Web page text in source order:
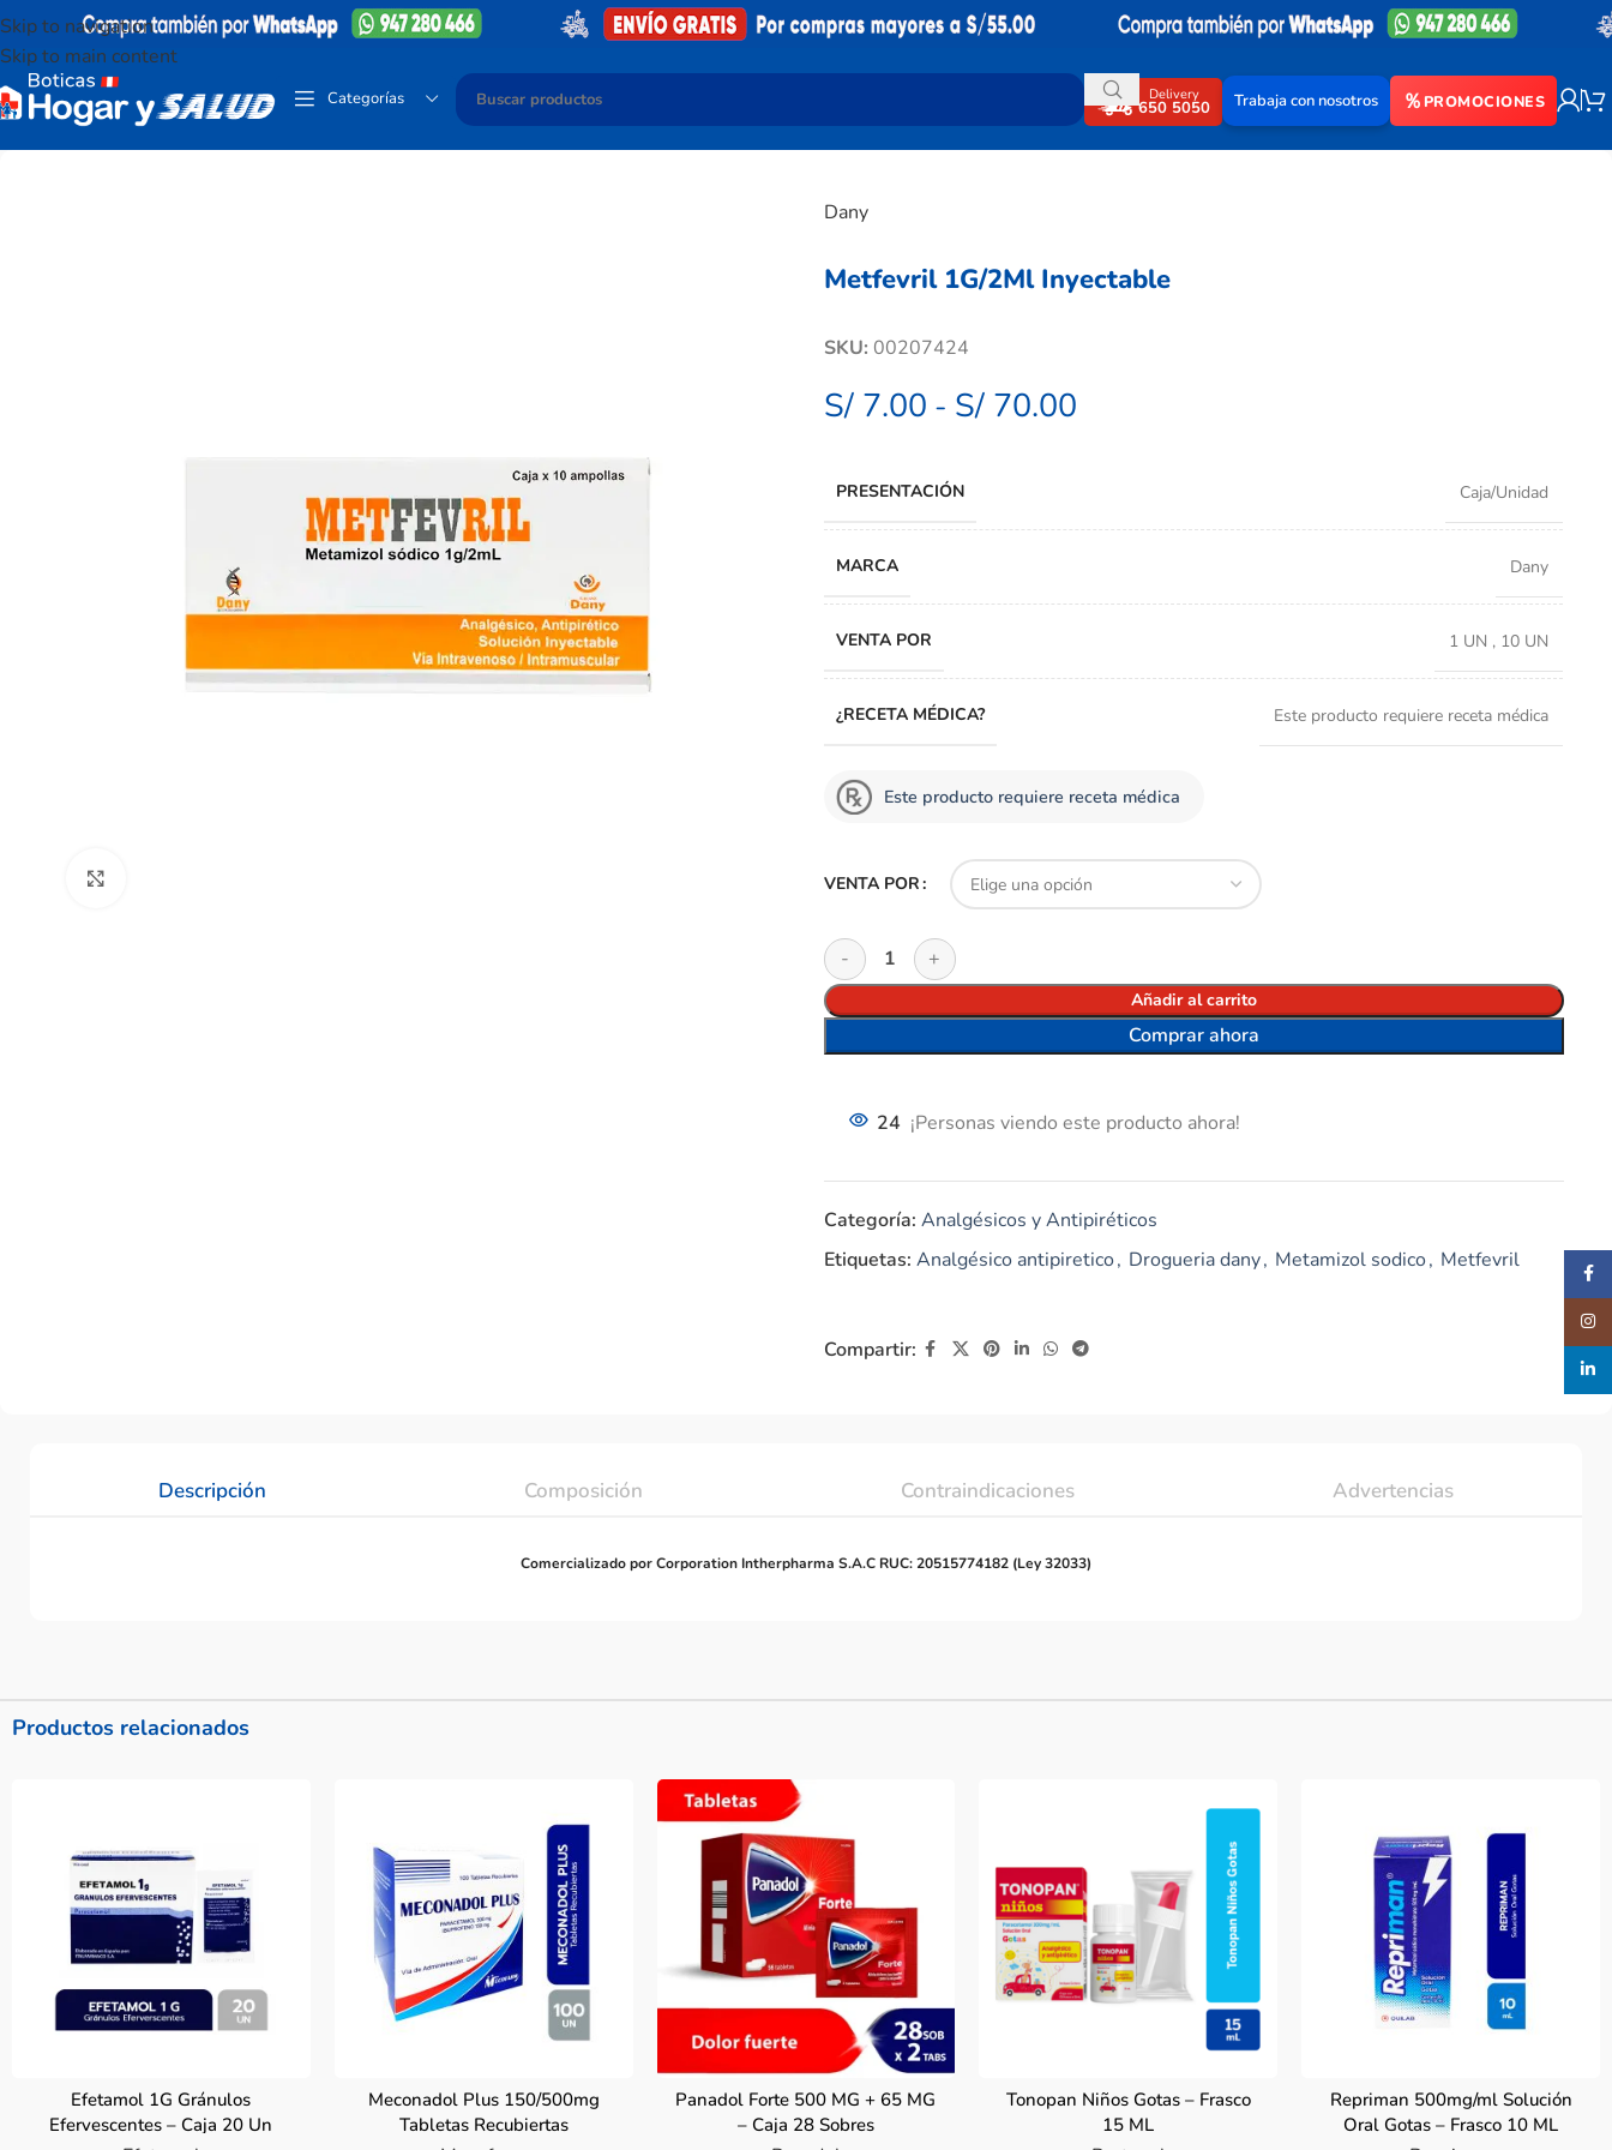
Skip to navigation
Skip to main content
Categorías Delivery
650 5050 Trabaja con nosotros PROMOCIONES
Dany
Metfevril 1G/2Ml Inyectable
SKU: 00207424
S/7.00 - S/70.00
PRESENTACIÓN Caja/Unidad
MARCA Dany
VENTA POR 1 UN , 10 UN
¿RECETA MÉDICA? Este producto requiere receta médica
Este producto requiere receta médica
VENTA POR
Añadir al carrito
Comprar ahora
24 ¡Personas viendo este producto ahora!
Categoría: Analgésicos y Antipiréticos
Etiquetas: Analgésico antipiretico, Drogueria dany, Metamizol sodico, Metfevril
Compartir:
Descripción Composición Contraindicaciones Advertencias
Comercializado por Corporation Intherpharma S.A.C RUC: 20515774182 (Ley 32033)
Productos relacionados
Efetamol 1G Gránulos
Efervescentes – Caja 20 Un
Meconadol Plus 150/500mg
Tabletas Recubiertas
Panadol Forte 500 MG + 65 MG
– Caja 28 Sobres
Tonopan Niños Gotas – Frasco
15 ML
Repriman 500mg/ml Solución
Oral Gotas – Frasco 10 ML